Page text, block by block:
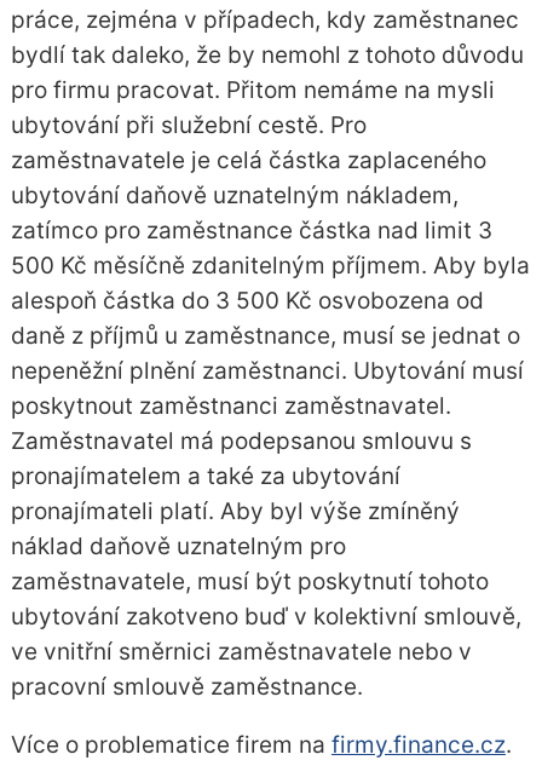
práce, zejména v případech, kdy zaměstnanec
bydlí tak daleko, že by nemohl z tohoto důvodu
pro firmu pracovat. Přitom nemáme na mysli
ubytování při služební cestě. Pro
zaměstnavatele je celá částka zaplaceného
ubytování daňově uznatelným nákladem,
zatímco pro zaměstnance částka nad limit 3
500 Kč měsíčně zdanitelným příjmem. Aby byla
alespoň částka do 3 500 Kč osvobozena od
daně z příjmů u zaměstnance, musí se jednat o
nepeněžní plnění zaměstnanci. Ubytování musí
poskytnout zaměstnanci zaměstnavatel.
Zaměstnavatel má podepsanou smlouvu s
pronajímatelem a také za ubytování
pronajímateli platí. Aby byl výše zmíněný
náklad daňově uznatelným pro
zaměstnavatele, musí být poskytnutí tohoto
ubytování zakotveno buď v kolektivní smlouvě,
ve vnitřní směrnici zaměstnavatele nebo v
pracovní smlouvě zaměstnance.
Více o problematice firem na firmy.finance.cz.